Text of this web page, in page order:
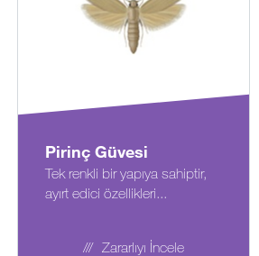
Pirinç Güvesi
Tek renkli bir yapıya sahiptir,
ayırt edici özellikleri...
Zararlıyı İncele